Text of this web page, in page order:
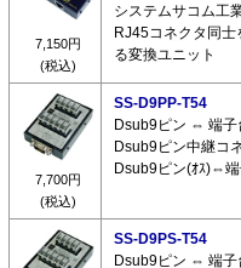
7,150円
(税込)
システムサコム工
RJ45コネクタ同
る変換ユニット
7,700円
(税込)
SS-D9PP-T54
Dsub9ピン ⇔ 端子
Dsub9ピン中継コ
Dsub9ピン(ｵｽ)⇔
SS-D9PS-T54
Dsub9ピン ⇔ 端子